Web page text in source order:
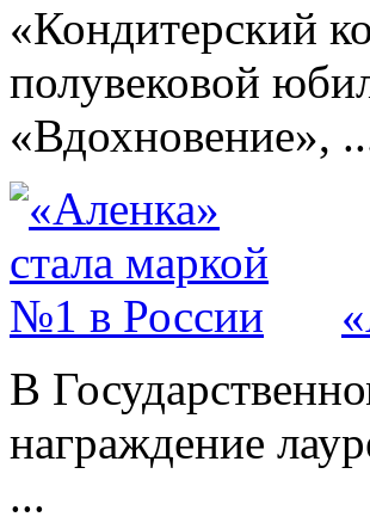
«Кондитерский
полувековой
«Вдохновение»,
В
награждение
...